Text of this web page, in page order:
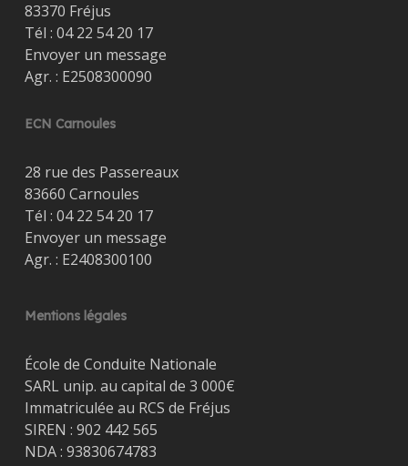
83370 Fréjus
Tél : 04 22 54 20 17
Envoyer un message
Agr. : E2508300090
ECN Carnoules
28 rue des Passereaux
83660 Carnoules
Tél : 04 22 54 20 17
Envoyer un message
Agr. : E2408300100
Mentions légales
École de Conduite Nationale
SARL unip. au capital de 3 000€
Immatriculée au RCS de Fréjus
SIREN : 902 442 565
NDA : 93830674783